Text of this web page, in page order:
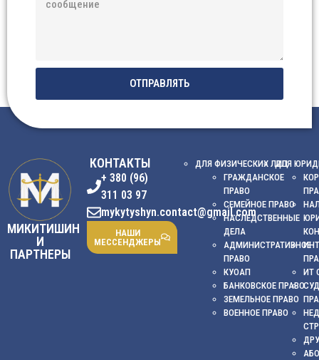
ОТПРАВЛЯТЬ
МИКИТИШИН
И
ПАРТНЕРЫ
КОНТАКТЫ
+ 380 (96)
311 03 97
mykytyshyn.contact@gmail.com
НАШИ
МЕССЕНДЖЕРЫ
ДЛЯ ФИЗИЧЕСКИХ ЛИЦ
ГРАЖДАНСКОЕ
ПРАВО
СЕМЕЙНОЕ ПРАВО
НАСЛЕДСТВЕННЫЕ
ДЕЛА
АДМИНИСТРАТИВНОЕ
ПРАВО
КУОАП
БАНКОВСКОЕ ПРАВО
ЗЕМЕЛЬНОЕ ПРАВО
ВОЕННОЕ ПРАВО
ДЛЯ
ИТ